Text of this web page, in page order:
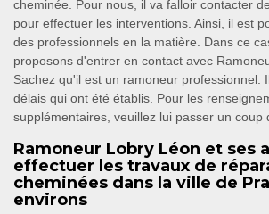
cheminée. Pour nous, il va falloir contacter
pour effectuer les interventions. Ainsi, il est
des professionnels en la matière. Dans ce
proposons d'entrer en contact avec
Sachez qu'il est un ramoneur professionnel.
délais qui ont été établis. Pour les
supplémentaires, veuillez lui passer un coup
Ramoneur Lobry Léon et ses
effectuer les travaux de
cheminées dans la ville de
environs